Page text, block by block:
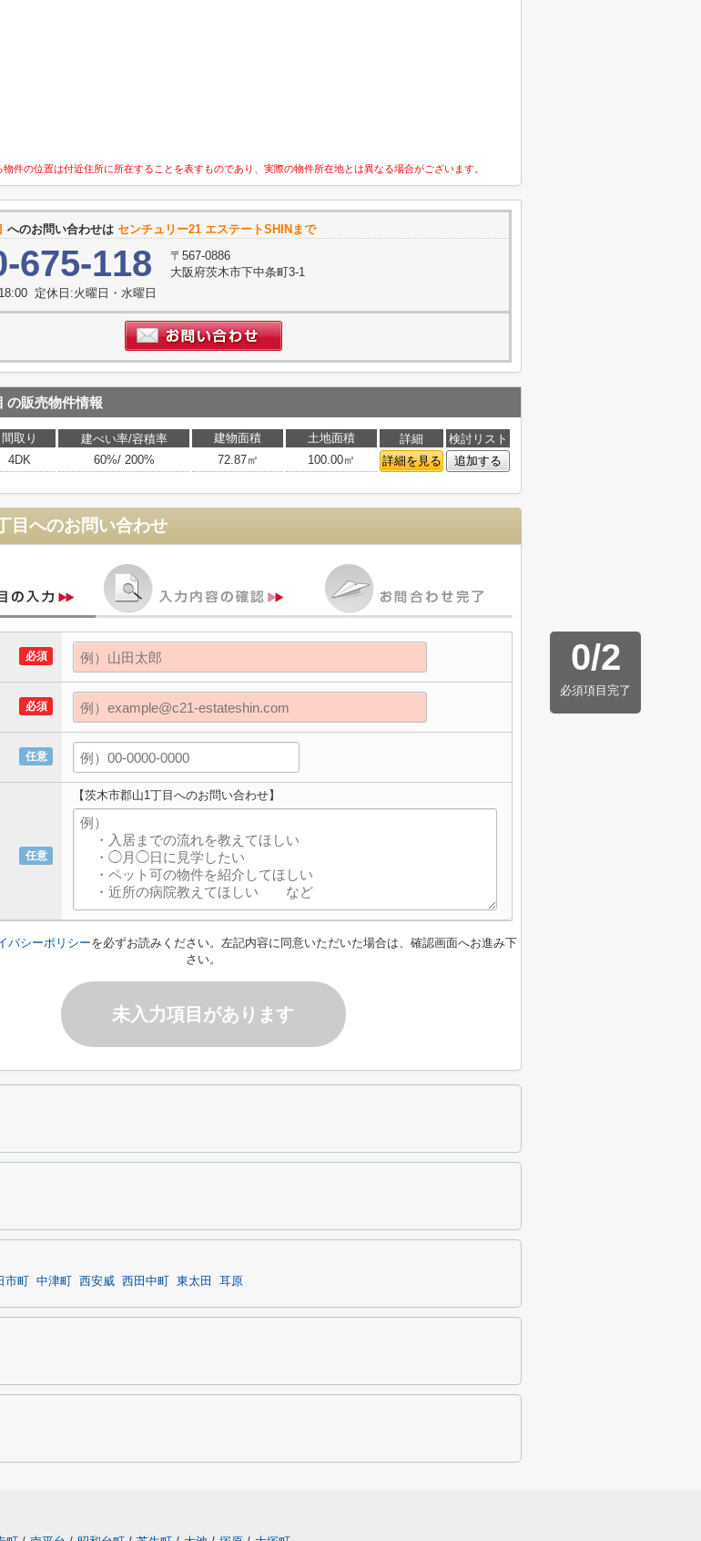
件の位置は付近住所に所在することを表すものであり、実際の物件所在地とは異なる場合がございます。
へのお問い合わせは センチュリー21 エステートSHINまで
675-118
〒567-0886
大阪府茨木市下中条町3-1
定休日:火曜日・水曜日
の販売物件情報
間取り 建ぺい率/容積率 建物面積 土地面積 詳細
検討リスト
4DK 60%/ 200% 72.87㎡ 100.00㎡ 詳細を見る 追加する
目 へのお問い合わせ
0/2
必須項目完了
必須
必須
任意
任意
【茨木市郡山1丁目へのお問い合わせ】
バシーポリシーを必ずお読みください。左記内容に同意いただいた場合は、確認画面へお進み下
さい。
未入力項目があります
市町 中津町 西安威 西田中町 東太田 耳原